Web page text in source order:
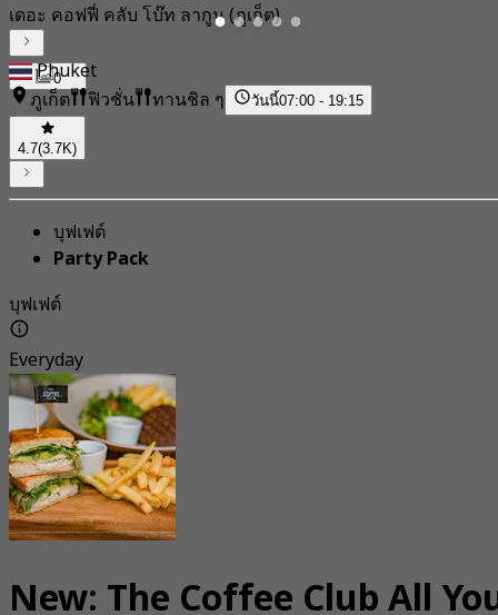
0
เดอะ คอฟฟี่ คลับ โบ๊ท ลากูน (ภูเก็ต)
Phuket
ภูเก็ต
ฟิวชั่น ทานชิล ๆ วันนี้07:00 - 19:15
4.7(3.7K)
บุฟเฟต์
Party Pack
บุฟเฟต์
Everyday
New: The Coffee Club All